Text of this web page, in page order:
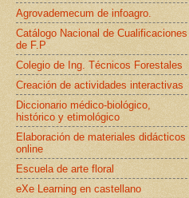
Agrovademecum de infoagro.
Catálogo Nacional de Cualificaciones
de F.P
Colegio de Ing. Técnicos Forestales
Creación de actividades interactivas
Diccionario médico-biológico,
histórico y etimológico
Elaboración de materiales didácticos
online
Escuela de arte floral
eXe Learning en castellano